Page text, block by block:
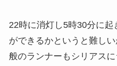
22時に消灯し5時30分に
ができるかというと難し
般のランナーもシリアス